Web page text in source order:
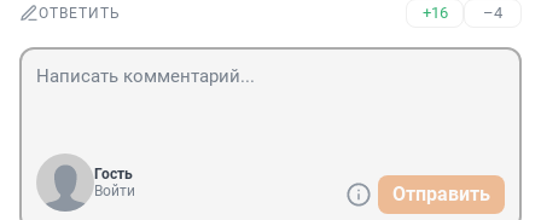
ОТВЕТИТЬ +16 –4
Гость
Войти
Отправить